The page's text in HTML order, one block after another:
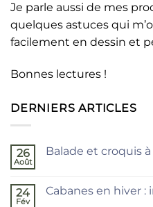
Je parle aussi de mes
quelques astuces qui
facilement en dessin et
Bonnes lectures !
DERNIERS ARTICLES
26
Août
Balade et croquis
Balade
24
Fév
Cabanes en hiver :